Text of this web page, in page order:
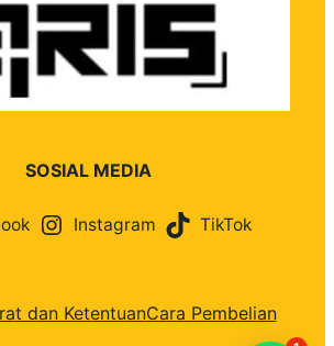
SOSIAL MEDIA
Instagram TikTok
dan KetentuanCara Pembelian